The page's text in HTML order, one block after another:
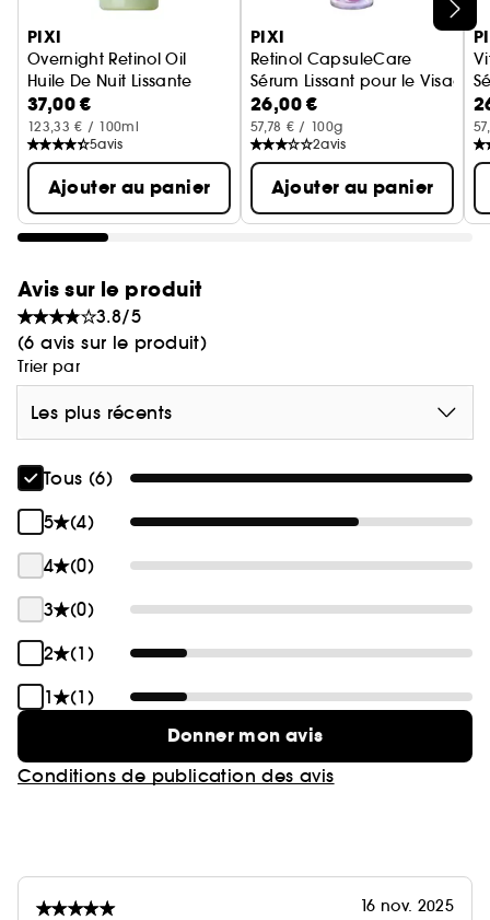
Ignorer le carrousel produits
PIXI
Overnight Retinol Oil
Huile De Nuit Lissante
37,00 €
123,33 € / 100ml
5avis
Ajouter au panier
PIXI
Retinol CapsuleCare
Sérum Lissant pour le Visage
26,00 €
57,78 € / 100g
2avis
Ajouter au panier
Avis sur le produit
3.8/5
(6 avis sur le produit)
Trier par
Les plus récents
Tous (6)
5
(4)
4
(0)
3
(0)
2
(1)
1
(1)
Donner mon avis
Conditions de publication des avis
16 nov. 2025